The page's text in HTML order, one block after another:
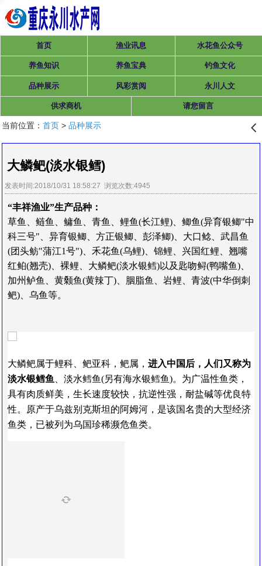
首页 渔业讯息 水花鱼公众号
养鱼知识 养鱼宝典 钓鱼文化
品种展示 风彩赏阅 永川人文
供求商机 请您留言
当前位置： 首页> 品种展示 󰊒
大鳞鲃(淡水银鳕)
发表时间:2018/10/31 18:58:27 浏览次数:4945
“丰祥渔业”生产品种：
草鱼、鲢鱼、鳙鱼、青鱼、鲤鱼(长江鲤)、鲫鱼(异育银鲫"中
科三号"、异育银鲫、方正银鲫、彭泽鲫)、大口鲶、武昌鱼
(团头鲂"蒲江1号")、禾花鱼(乌鲤)、锦鲤、兴国红鲤、翘嘴
红鲌(翘壳)、裸鲤、大鳞鲃(淡水银鳕)以及匙吻鲟(鸭嘴鱼)、
加州鲈鱼、黄颡鱼(黄辣丁)、胭脂鱼、岩鲤、青波(中华倒刺
鲃)、乌鱼等。
大鳞鲃属于鲤科、鲃亚科，鲃属， 进入中国后，人们又称为
淡水银鳕鱼
、淡水鳕鱼(另有海水银鳕鱼)。为广温性鱼类，
具有肉质鲜美，生长速度较快，抗逆性强，耐盐碱等优良特
性。原产于乌兹别克斯坦的阿姆河，是该国名贵的大型经济
鱼类，已被列为乌国珍稀濒危鱼类。